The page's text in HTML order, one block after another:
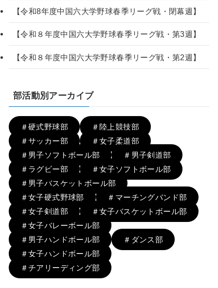
【令和8年度中国六大学野球春季リーグ戦・閉幕週】
【令和８年度中国六大学野球春季リーグ戦・第3週】
【令和８年度中国六大学野球春季リーグ戦・第2週】
部活動別アーカイブ
＃硬式野球部
＃陸上競技部
＃サッカー部
＃女子柔道部
＃男子ソフトボール部
＃男子剣道部
＃ラグビー部
＃女子ソフトボール部
＃男子バスケットボール部
＃女子硬式野球部
＃マーチングバンド部
＃女子剣道部
＃女子バスケットボール部
＃女子バレーボール部
＃男子ハンドボール部
＃ダンス部
＃女子ハンドボール部
＃チアリーディング部